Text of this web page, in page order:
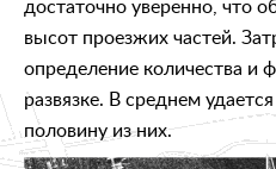
достаточно уверенно, что
высот проезжих частей.
определение количества и
развязке. В среднем
половину из них.